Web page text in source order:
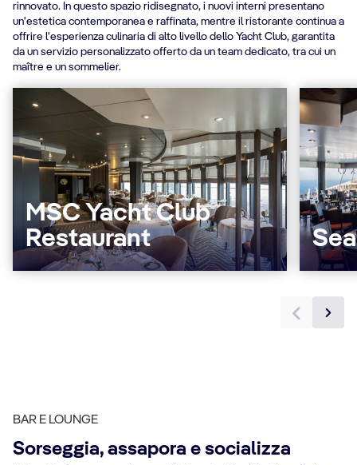
rinnovato. In questo spazio ridisegnato, i nuovi interni presentano
un'estetica contemporanea e raffinata, mentre il ristorante continua a
offrire l'esperienza culinaria di alto livello dello Yacht Club, garantita
da un servizio personalizzato offerto da un team dedicato, tra cui un
maître e un sommelier.
MSC Yacht Club
Restaurant
BAR E LOUNGE
Sorseggia, assapora e socializza